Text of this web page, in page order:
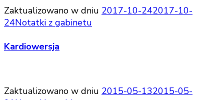
Zaktualizowano w dniu 2017-10-242017-10-
24Notatki z gabinetu
Kardiowersja
Zaktualizowano w dniu 2015-05-132015-05-